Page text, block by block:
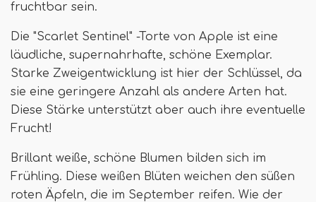
fruchtbar sein.
Die "Scarlet Sentinel" -Torte von Apple ist eine
läudliche, supernahrhafte, schöne Exemplar.
Starke Zweigentwicklung ist hier der Schlüssel, da
sie eine geringere Anzahl als andere Arten hat.
Diese Stärke unterstützt aber auch ihre eventuelle
Frucht!
Brillant weiße, schöne Blumen bilden sich im
Frühling. Diese weißen Blüten weichen den süßen
roten Äpfeln, die im September reifen. Wie der